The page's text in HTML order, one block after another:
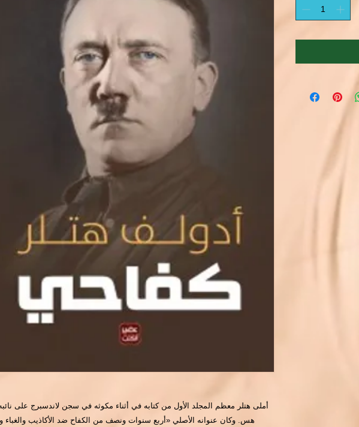
أملى هتلر معظم المجلد الأول من كتابه في أثناء مكوثه في سجن لاندسبرج على
هس. وكان عنوانه الأصلي «أربع سنوات ونصف من الكفاح ضد الأكاذيب والغباء